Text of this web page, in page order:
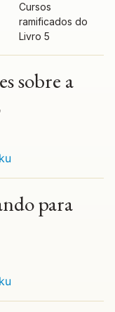
Cursos
ramificados do
Livro 5
sobre a
para